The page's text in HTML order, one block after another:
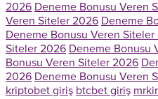
2026 Deneme Bonusu Veren
Veren Siteler 2026 Deneme
Deneme Bonusu Veren
Siteler 2026 Deneme Bonusu
Bonusu Veren Siteler 2026
2026 Deneme Bonusu Veren
kriptobet giriş btcbet giriş